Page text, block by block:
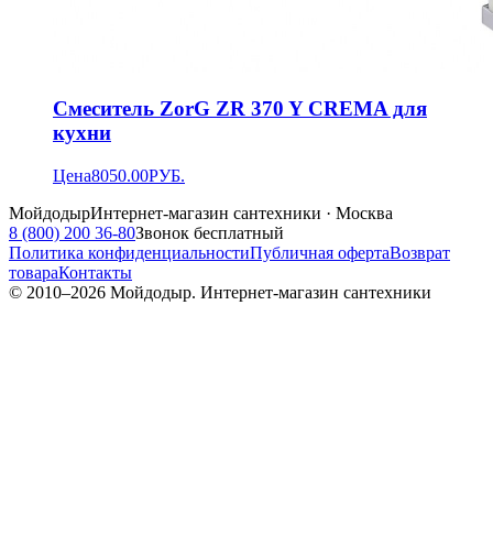
Смеситель ZorG ZR 370 Y CREMA для
кухни
Цена8050.00РУБ.
МойдодырИнтернет-магазин сантехники · Москва
8 (800) 200 36-80Звонок бесплатный
Политика конфиденциальностиПубличная офертаВозврат
товараКонтакты
© 2010–2026 Мойдодыр. Интернет-магазин сантехники